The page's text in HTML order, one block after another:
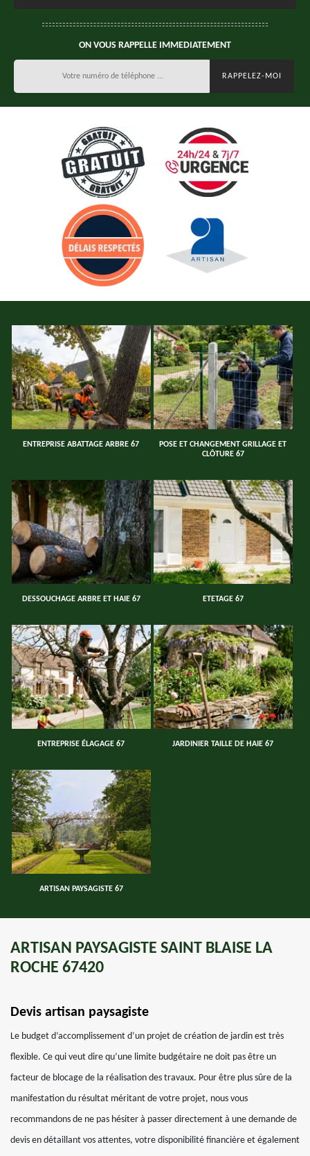
ON VOUS RAPPELLE IMMEDIATEMENT
ENTREPRISE ABATTAGE ARBRE 67
POSE ET CHANGEMENT GRILLAGE ET
CLÔTURE 67
DESSOUCHAGE ARBRE ET HAIE 67 ETETAGE 67
ENTREPRISE ÉLAGAGE 67 JARDINIER TAILLE DE HAIE 67
ARTISAN PAYSAGISTE 67
ARTISAN PAYSAGISTE SAINT BLAISE LA
ROCHE 67420
Devis artisan paysagiste
Le budget d’accomplissement d’un projet de création de jardin est très
flexible. Ce qui veut dire qu’une limite budgétaire ne doit pas être un
facteur de blocage de la réalisation des travaux. Pour être plus sûre de la
manifestation du résultat méritant de votre projet, nous vous
recommandons de ne pas hésiter à passer directement à une demande de
devis en détaillant vos attentes, votre disponibilité financière et également